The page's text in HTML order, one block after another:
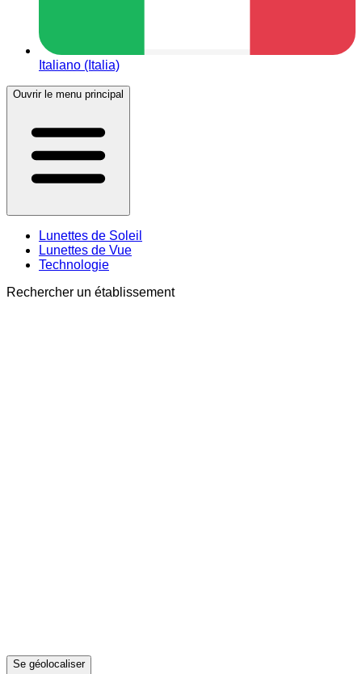
Italiano (Italia)
Ouvrir le menu principal
Lunettes de Soleil
Lunettes de Vue
Technologie
Rechercher un établissement
Se géolocaliser